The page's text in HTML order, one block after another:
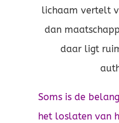
lichaam vertelt
dan
daar ligt
Soms is de
het loslaten van